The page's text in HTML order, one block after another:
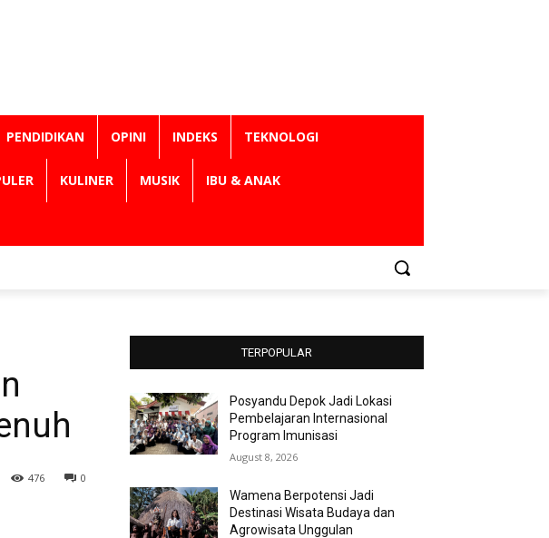
PENDIDIKAN OPINI INDEKS TEKNOLOGI
KULINER MUSIK IBU & ANAK
0
476
TERPOPULAR
Posyandu Depok Jadi Lokasi
Pembelajaran Internasional
Program Imunisasi
August 8, 2026
Wamena Berpotensi Jadi
Destinasi Wisata Budaya dan
Agrowisata Unggulan